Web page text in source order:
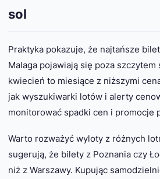
sol
Praktyka pokazuje, że najtańsze
Malaga pojawiają się poza szczytem
kwiecień to miesiące z niższymi
jak wyszukiwarki lotów i alerty
monitorować spadki cen i promocje
Warto rozważyć wyloty z różnych
sugerują, że bilety z Poznania czy
niż z Warszawy. Kupując